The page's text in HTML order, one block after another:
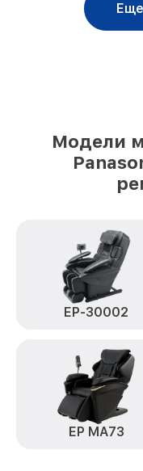
Модели
EP-30002
EP MA73